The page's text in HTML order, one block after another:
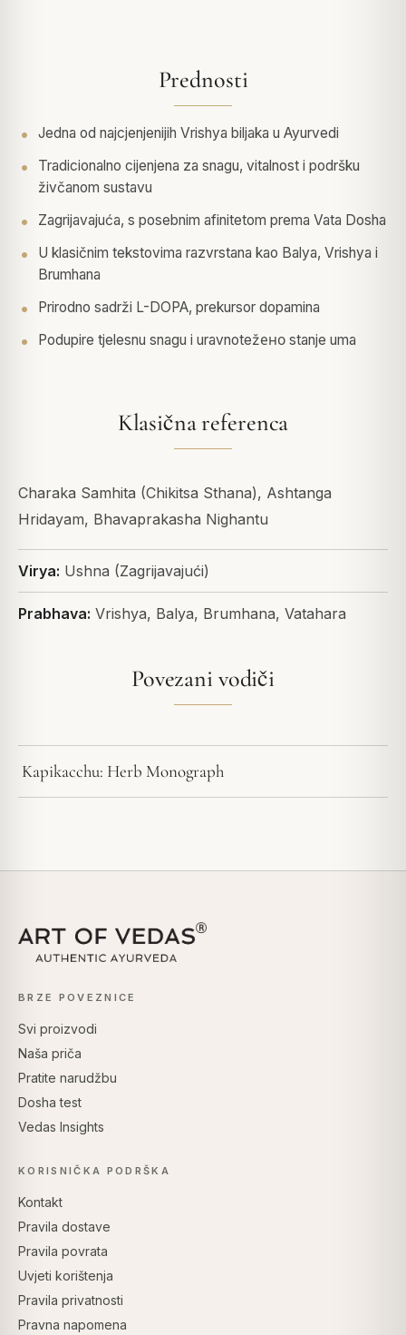
Prednosti
Jedna od najcjenjenijih Vrishya biljaka u Ayurvedi
Tradicionalno cijenjena za snagu, vitalnost i podršku
živčanom sustavu
Zagrijavajuća, s posebnim afinitetom prema Vata Dosha
U klasičnim tekstovima razvrstana kao Balya, Vrishya i
Brumhana
Prirodno sadrži L-DOPA, prekursor dopamina
Podupire tjelesnu snagu i uravnotežено stanje uma
Klasična referenca
Charaka Samhita (Chikitsa Sthana), Ashtanga
Hridayam, Bhavaprakasha Nighantu
Virya: Ushna (Zagrijavajući)
Prabhava: Vrishya, Balya, Brumhana, Vatahara
Povezani vodiči
Kapikacchu: Herb Monograph
BRZE POVEZNICE
Svi proizvodi
Naša priča
Pratite narudžbu
Dosha test
Vedas Insights
KORISNIČKA PODRŠKA
Kontakt
Pravila dostave
Pravila povrata
Uvjeti korištenja
Pravila privatnosti
Pravna napomena